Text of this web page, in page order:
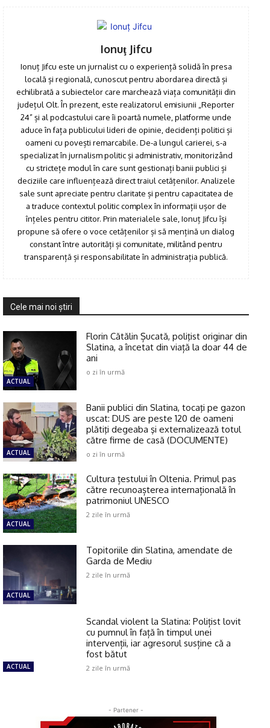
Click pe imagine
Ionuţ Jifcu
Ionuț Jifcu este un jurnalist cu o experiență solidă în presa
locală și regională, cunoscut pentru abordarea directă și
echilibrată a subiectelor care marchează viața comunității din
județul Olt. În prezent, este realizatorul emisiunii „Reporter
24” și al podcastului care îi poartă numele, platforme unde
aduce în fața publicului lideri de opinie, decidenți politici și
oameni cu povești remarcabile. De-a lungul carierei, s-a
specializat în jurnalism politic și administrativ, monitorizând
cu strictețe modul în care sunt gestionați banii publici și
deciziile care influențează direct traiul cetățenilor. Analizele
sale sunt apreciate pentru claritate și pentru capacitatea de
a traduce contextul politic complex în informații ușor de
înțeles pentru cititor. Prin materialele sale, Ionuț Jifcu își
propune să ofere o voce cetățenilor și să mențină un dialog
constant între autorități și comunitate, militând pentru
transparență și responsabilitate în administrația publică.
Cele mai noi ştiri
ACTUAL
Florin Cătălin Șucată, poliţist originar din
Slatina, a încetat din viață la doar 44 de
ani
o zi în urmă
ACTUAL
Banii publici din Slatina, tocaţi pe gazon
uscat: DUS are peste 120 de oameni
plătiţi degeaba şi externalizează totul
către firme de casă (DOCUMENTE)
o zi în urmă
ACTUAL
Cultura țestului în Oltenia. Primul pas
către recunoașterea internațională în
patrimoniul UNESCO
2 zile în urmă
ACTUAL
Topitoriile din Slatina, amendate de
Garda de Mediu
2 zile în urmă
ACTUAL
Scandal violent la Slatina: Polițist lovit
cu pumnul în față în timpul unei
intervenții, iar agresorul susține că a
fost bătut
2 zile în urmă
- Partener -